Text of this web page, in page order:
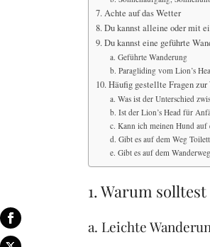
7. Achte auf das Wetter
8. Du kannst alleine oder mit
9. Du kannst eine geführte
a. Geführte Wanderung
b. Paragliding vom Lion’s
10. Häufig gestellte Fragen zur
a. Was ist der Unterschied
b. Ist der Lion’s Head für
c. Kann ich meinen Hund auf
d. Gibt es auf dem Weg
e. Gibt es auf dem
1. Warum
a. Leichte